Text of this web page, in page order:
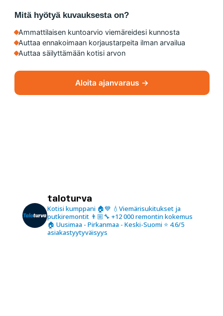
Mitä hyötyä kuvauksesta on?
Ammattilaisen kuntoarvio viemäreidesi kunnosta
Auttaa ennakoimaan korjaustarpeita ilman arvailua
Auttaa säilyttämään kotisi arvon
Aloita ajanvaraus →
taloturva
Kotisi kumppani 🏠💙 💧Viemärisukitukset ja
putkiremontit👨🏼‍🔧 +12 000 remontin kokemus
🏠 Uusimaa - Pirkanmaa - Keski-Suomi ⭐️ 4.6/5
asiakastyytyväisyys